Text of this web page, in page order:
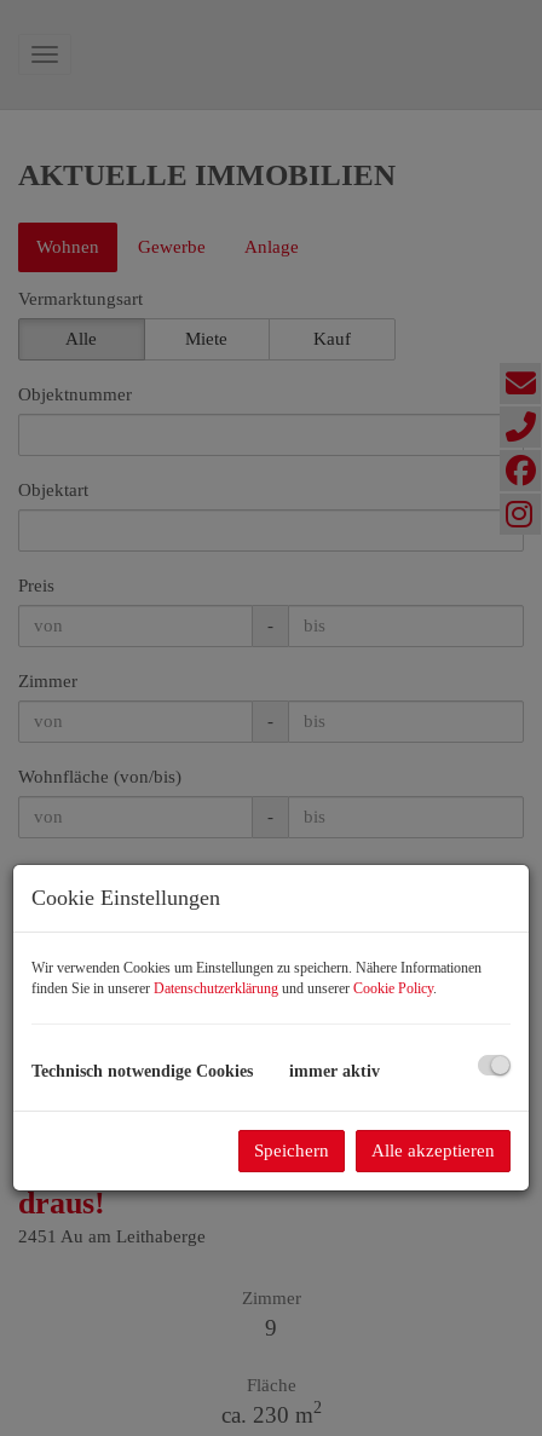
Navigation anzeigen
AKTUELLE IMMOBILIEN
Wohnen Gewerbe Anlage
Vermarktungsart
Alle Miete Kauf
Objektnummer
Objektart
Preis
-
Zimmer
-
Wohnfläche (von/bis)
-
Halle, Hof und Haus – mach was
draus!
2451 Au am Leithaberge
Zimmer
9
Fläche
ca. 230 m2
Cookie Einstellungen
Wir verwenden Cookies um Einstellungen zu speichern. Nähere Informationen
finden Sie in unserer Datenschutzerklärung und unserer Cookie Policy.
Technisch notwendige Cookies immer aktiv
Speichern Alle akzeptieren